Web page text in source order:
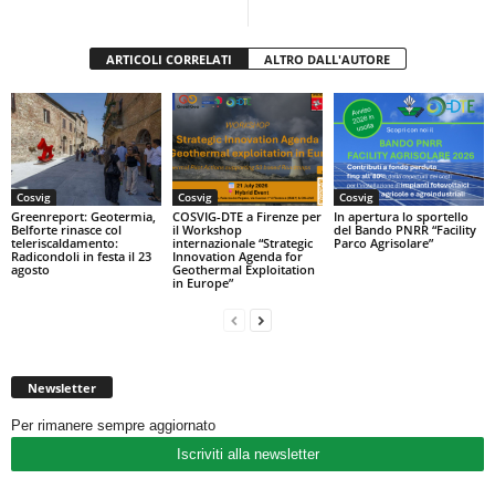
ARTICOLI CORRELATI ALTRO DALL'AUTORE
Cosvig
Greenreport: Geotermia,
Belforte rinasce col
teleriscaldamento:
Radicondoli in festa il 23
agosto
Cosvig
COSVIG-DTE a Firenze per
il Workshop
internazionale “Strategic
Innovation Agenda for
Geothermal Exploitation
in Europe”
Cosvig
In apertura lo sportello
del Bando PNRR “Facility
Parco Agrisolare”
Newsletter
Per rimanere sempre aggiornato
Iscriviti alla newsletter